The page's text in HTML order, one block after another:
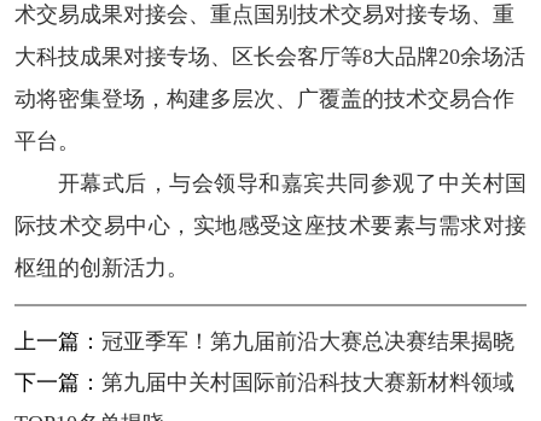
术交易成果对接会、重点国别技术交易对接专场、重
大科技成果对接专场、区长会客厅等8大品牌20余场活
动将密集登场，构建多层次、广覆盖的技术交易合作
平台。
开幕式后，与会领导和嘉宾共同参观了中关村国
际技术交易中心，实地感受这座技术要素与需求对接
枢纽的创新活力。
上一篇： 冠亚季军！第九届前沿大赛总决赛结果揭晓
下一篇： 第九届中关村国际前沿科技大赛新材料领域